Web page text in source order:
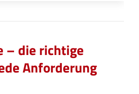
– die richtige
Anforderung